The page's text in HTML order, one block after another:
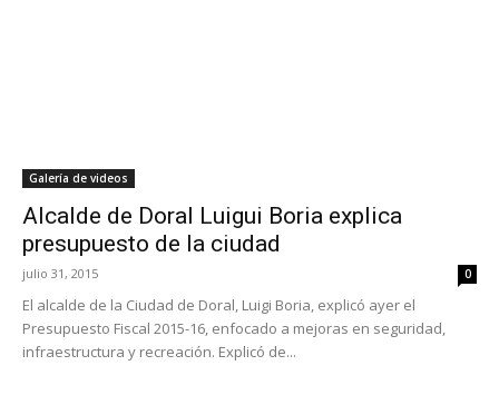
Galería de videos
Alcalde de Doral Luigui Boria explica
presupuesto de la ciudad
julio 31, 2015 0
El alcalde de la Ciudad de Doral, Luigi Boria, explicó ayer el
Presupuesto Fiscal 2015-16, enfocado a mejoras en seguridad,
infraestructura y recreación. Explicó de...